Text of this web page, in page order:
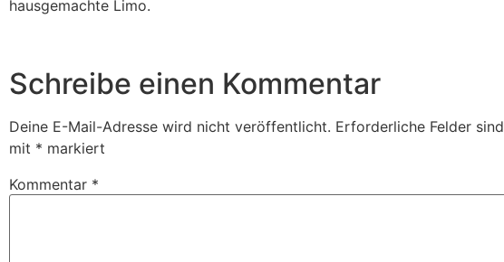
hausgemachte Limo.
Schreibe einen Kommentar
Deine E-Mail-Adresse wird nicht veröffentlicht. Erforderliche Felder sind
mit * markiert
Kommentar *